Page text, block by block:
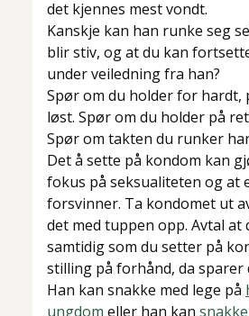
det kjennes mest vondt.
Kanskje kan han runke seg
blir stiv, og at du kan
under veiledning fra han?
Spør om du holder for hardt,
løst. Spør om du holder på
Spør om takten du runker
Det å sette på kondom kan
fokus på seksualiteten og at
forsvinner. Ta kondomet ut
det med tuppen opp. Avtal at
samtidig som du setter på
stilling på forhånd, da sparer
Han kan snakke med lege på
ungdom eller han kan